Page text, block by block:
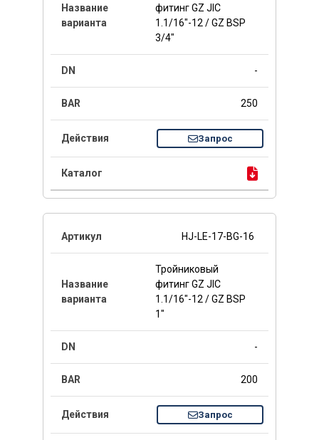
фитинг GZ JIC
1.1/16"-12 / GZ BSP
3/4"
-
250
Запрос
HJ-LE-17-BG-16
Тройниковый
фитинг GZ JIC
1.1/16"-12 / GZ BSP
1"
-
200
Запрос